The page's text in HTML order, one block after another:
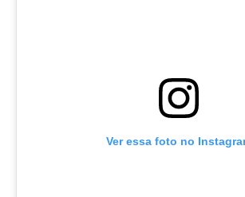
Ver essa foto no